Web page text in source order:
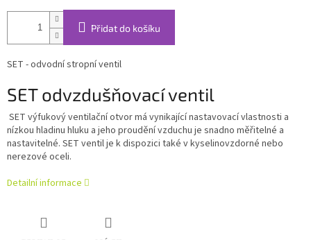
Přidat do košíku
SET - odvodní stropní ventil
SET odvzdušňovací ventil
SET výfukový ventilační otvor má vynikající nastavovací vlastnosti a
nízkou hladinu hluku a jeho proudění vzduchu je snadno měřitelné a
nastavitelné. SET ventil je k dispozici také v kyselinovzdorné nebo
nerezové oceli.
Detailní informace